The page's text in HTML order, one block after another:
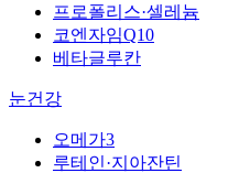
프로폴리스·셀레늄
코엔자임Q10
베타글루칸
눈건강
오메가3
루테인·지아잔틴